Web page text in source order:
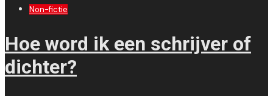
Non-fictie
Hoe word ik een schrijver of
dichter?